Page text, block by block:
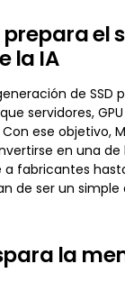
el
la IA
de
servidores,
ese objetivo,
en una de
a fabricantes
de ser un
la